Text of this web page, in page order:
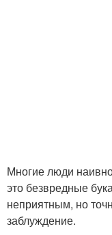
Многие люди
это безвредные
неприятным, но
заблуждение.